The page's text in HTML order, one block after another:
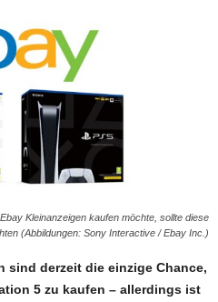
Kleinanzeigen kaufen möchte, sollte diese
(Abbildungen: Sony Interactive / Ebay Inc.)
sind derzeit die einzige Chance,
5 zu kaufen – allerdings ist